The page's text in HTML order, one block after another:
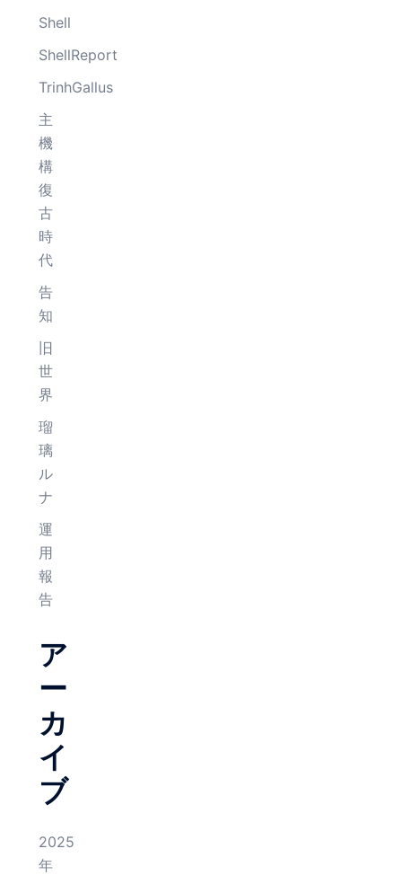
Shell
ShellReport
TrinhGallus
主
機
構
復
古
時
代
告
知
旧
世
界
瑠
璃
ル
ナ
運
用
報
告
ア
ー
カ
イ
ブ
2025
年